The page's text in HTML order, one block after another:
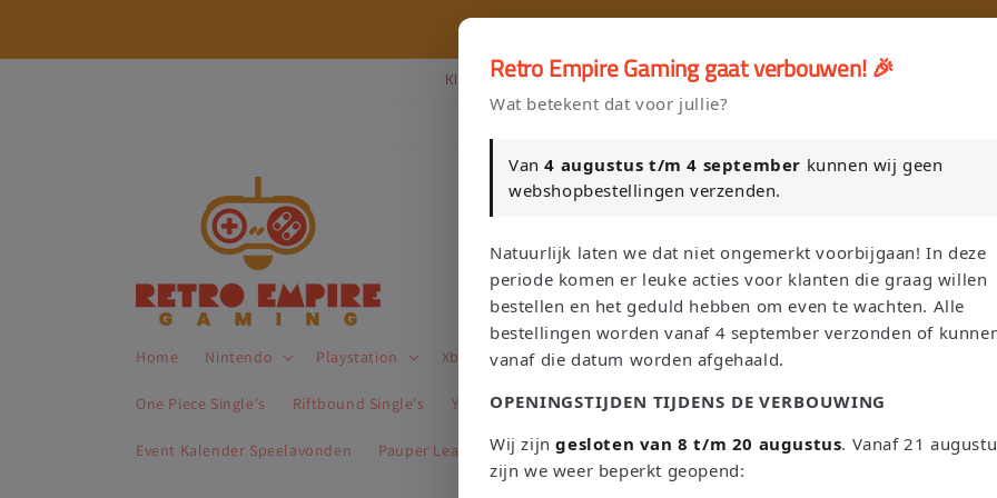
Klik Hier en Verkoop je Game of TCG collectie aan Retro Empire →
Home Nintendo Playstation Xbox Sega Atari Trading Card Games
One Piece Single's Riftbound Single's Yu-Gi-Oh! Single's Funko Pop! Bordspellen Sale!
Event Kalender Speelavonden Pauper League Leaderboard
L
a
n
d
r
e
g
Nederland | EUR €
T
a
a
l
Nederlands Zoeken
Retro Empire Gaming gaat verbouwen! 🎉
Wat betekent dat voor jullie?
Van4 augustus t/m 4 september kunnen wij geen
webshopbestellingen verzenden.
Natuurlijk laten we dat niet ongemerkt voorbijgaan! In deze
periode komen er leuke acties voor klanten die graag willen
bestellen en het geduld hebben om even te wachten. Alle
bestellingen worden vanaf 4 september verzonden of
vanaf die datum worden afgehaald.
OPENINGSTIJDEN TIJDENS DE VERBOUWING
Wij zijngesloten van 8 t/m 20 augustus. Vanaf 21
zijn we weer beperkt geopend: